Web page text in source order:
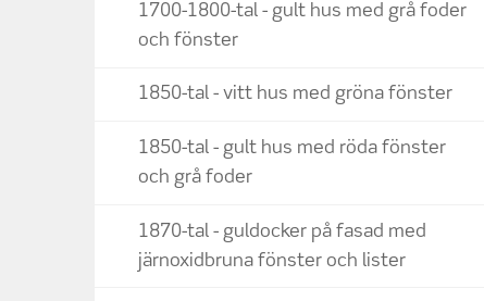
1700-1800-tal - gult hus med grå foder
och fönster
1850-tal - vitt hus med gröna fönster
1850-tal - gult hus med röda fönster
och grå foder
1870-tal - guldocker på fasad med
järnoxidbruna fönster och lister